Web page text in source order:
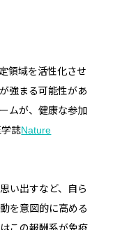
領域を活性化させ
強まる可能性があ
ムが、健康な参加
誌Nature
い出すなど、自ら
を意図的に高める